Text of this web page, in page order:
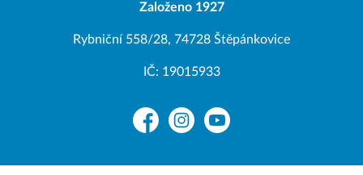
Založeno 1927
Rybniční 558/28, 74728 Štěpánkovice
IČ: 19015933
FacebookInstagramYouTube